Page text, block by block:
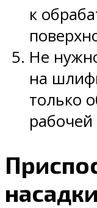
к
Не
на
только
насадки